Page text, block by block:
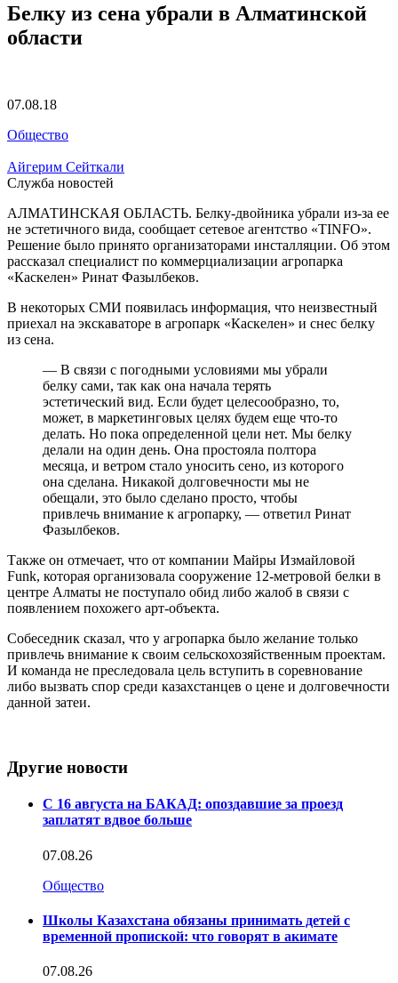
Белку из сена убрали в Алматинской
области
07.08.18
Общество
Айгерим Сейткали
Служба новостей
АЛМАТИНСКАЯ ОБЛАСТЬ. Белку-двойника убрали из-за ее
не эстетичного вида, сообщает сетевое агентство «TINFO».
Решение было принято организаторами инсталляции. Об этом
рассказал специалист по коммерциализации агропарка
«Каскелен» Ринат Фазылбеков.
В некоторых СМИ появилась информация, что неизвестный
приехал на экскаваторе в агропарк «Каскелен» и снес белку
из сена.
— В связи с погодными условиями мы убрали
белку сами, так как она начала терять
эстетический вид. Если будет целесообразно, то,
может, в маркетинговых целях будем еще что-то
делать. Но пока определенной цели нет. Мы белку
делали на один день. Она простояла полтора
месяца, и ветром стало уносить сено, из которого
она сделана. Никакой долговечности мы не
обещали, это было сделано просто, чтобы
привлечь внимание к агропарку, — ответил Ринат
Фазылбеков.
Также он отмечает, что от компании Майры Измайловой
Funk, которая организовала сооружение 12-метровой белки в
центре Алматы не поступало обид либо жалоб в связи с
появлением похожего арт-объекта.
Собеседник сказал, что у агропарка было желание только
привлечь внимание к своим сельскохозяйственным проектам.
И команда не преследовала цель вступить в соревнование
либо вызвать спор среди казахстанцев о цене и долговечности
данной затеи.
Другие новости
С 16 августа на БАКАД: опоздавшие за проезд
заплатят вдвое больше
07.08.26
Общество
Школы Казахстана обязаны принимать детей с
временной пропиской: что говорят в акимате
07.08.26